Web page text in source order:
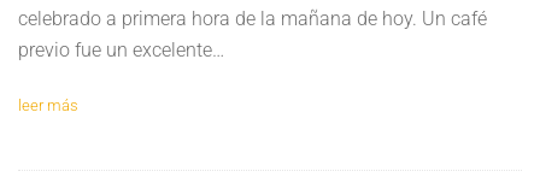
celebrado a primera hora de la mañana de hoy. Un café
previo fue un excelente…
leer más